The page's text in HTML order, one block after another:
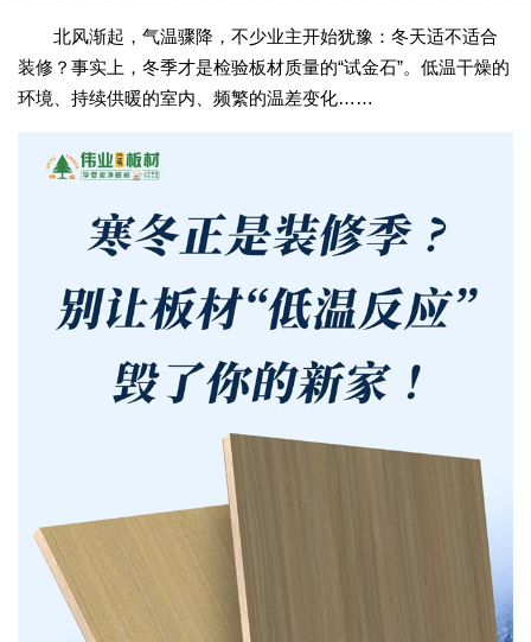
北风渐起，气温骤降，不少业主开始犹豫：冬天适不适合
装修？事实上，冬季才是检验板材质量的“试金石”。低温干燥的
环境、持续供暖的室内、频繁的温差变化……